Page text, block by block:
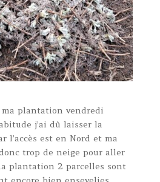
ma plantation vendredi
j’ai dû laisser la
l’accès est en Nord et ma
trop de neige pour aller
plantation 2 parcelles sont